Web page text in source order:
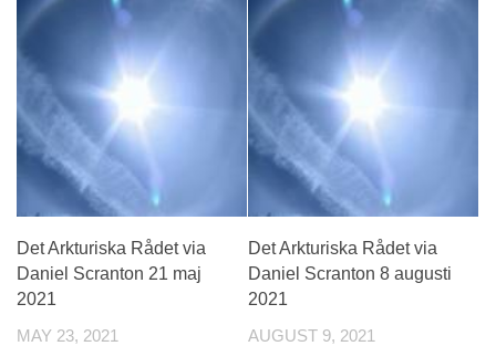
Det Arkturiska Rådet via
Daniel Scranton 21 maj
2021
MAY 23, 2021
Det Arkturiska Rådet via
Daniel Scranton 8 augusti
2021
AUGUST 9, 2021